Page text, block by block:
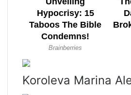
Koroleva Marina